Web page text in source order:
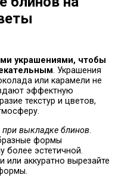
украшениями, чтобы
. Украшения
или карамели не
эффектную
текстур и цветов,
при выкладке блинов.
формы
более эстетичной.
или аккуратно вырезайте